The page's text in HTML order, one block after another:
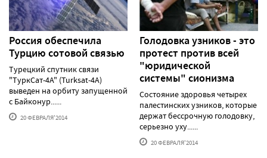
Россия обеспечила
Турцию сотовой связью
Турецкий спутник связи
"ТуркСат-4А" (Turksat-4А)
выведен на орбиту запущенной
с Байконур......
20 ФЕВРАЛЯ'2014
Голодовка узников - это
протест против всей
"юридической
системы" сионизма
Состояние здоровья четырех
палестинских узников, которые
держат бессрочную голодовку,
серьезно уху......
20 ФЕВРАЛЯ'2014